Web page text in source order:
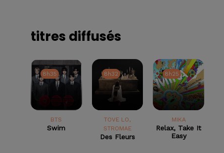
titres diffusés
8h35
8h35
BTS
Swim
8h32
8h32
TOVE LO,
STROMAE
Des Fleurs
8h25
8h25
MIKA
Relax, Take It
Easy